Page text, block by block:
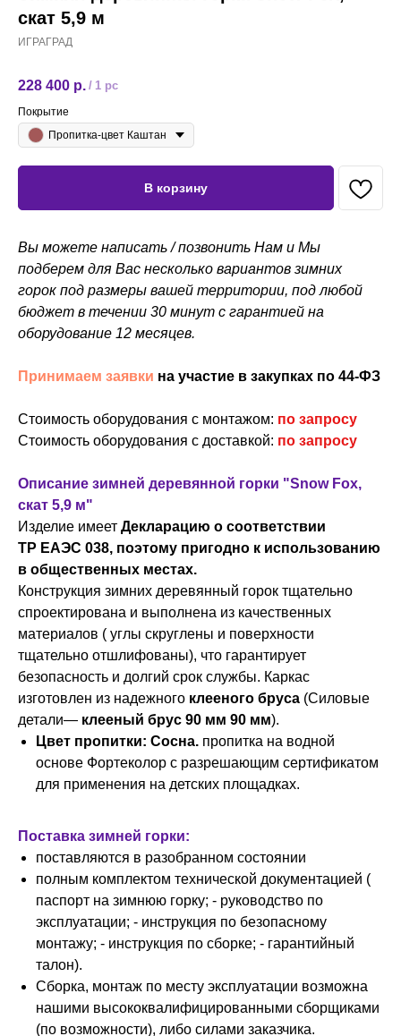
скат 5,9 м
ИГРАГРАД
228 400 р. / 1 pc
Покрытие
Пропитка-цвет Каштан
В корзину
Вы можете написать / позвонить Нам и Мы
подберем для Вас несколько вариантов зимних
горок под размеры вашей территории, под любой
бюджет в течении 30 минут с гарантией на
оборудование 12 месяцев.
Принимаем заявки на участие в закупках по 44-ФЗ
Стоимость оборудования с монтажом: по запросу
Стоимость оборудования с доставкой: по запросу
Описание зимней деревянной горки "Snow Fox,
скат 5,9 м"
Изделие имеет Декларацию о соответствии
ТР ЕАЭС 038, поэтому пригодно к использованию
в общественных местах.
Конструкция зимних деревянный горок тщательно
спроектирована и выполнена из качественных
материалов ( углы скруглены и поверхности
тщательно отшлифованы), что гарантирует
безопасность и долгий срок службы. Каркас
изготовлен из надежного клееного бруса (Силовые
детали— клееный брус 90 мм 90 мм).
Цвет пропитки: Сосна. пропитка на водной
основе Фортеколор с разрешающим сертификатом
для применения на детских площадках.
Поставка зимней горки:
поставляются в разобранном состоянии
полным комплектом технической документацией (
паспорт на зимнюю горку; - руководство по
эксплуатации; - инструкция по безопасному
монтажу; - инструкция по сборке; - гарантийный
талон).
Сборка, монтаж по месту эксплуатации возможна
нашими высококвалифицированными сборщиками
(по возможности), либо силами заказчика.